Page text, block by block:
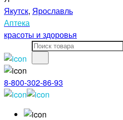
Якутск, Ярославль
Аптека
красоты и здоровья
8-800-302-86-93